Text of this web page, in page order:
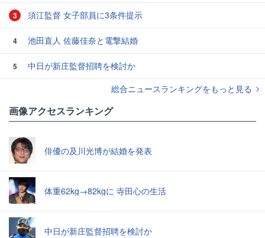
3 須江監督 女子部員に3条件提示
4 池田直人 佐藤佳奈と電撃結婚
5
中日が新庄監督招聘を検討か
総合ニュースランキングをもっと見る
画像アクセスランキング
俳優の及川光博が結婚を発表
体重62kg→82kgに 寺田心の生活
中日が新庄監督招聘を検討か